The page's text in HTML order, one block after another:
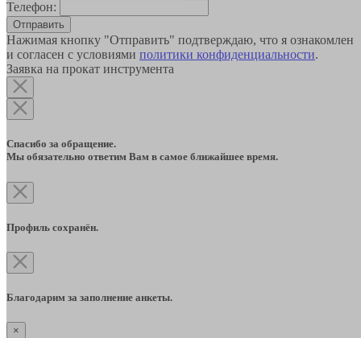
Телефон:
Отправить
Нажимая кнопку "Отправить" подтверждаю, что я ознакомлен
и согласен с условиями политики конфиденциальности.
Заявка на прокат инструмента
Спасибо за обращение.
Мы обязательно ответим Вам в самое ближайшее время.
Профиль сохранён.
Благодарим за заполнение анкеты.
×